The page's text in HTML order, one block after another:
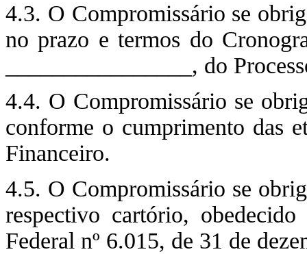
4.3. O Compromissário se
no prazo e termos do
________________, do
4.4. O Compromissário se
conforme o cumprimento das
Financeiro.
4.5. O Compromissário se
respectivo cartório,
Federal nº 6.015, de 31 de